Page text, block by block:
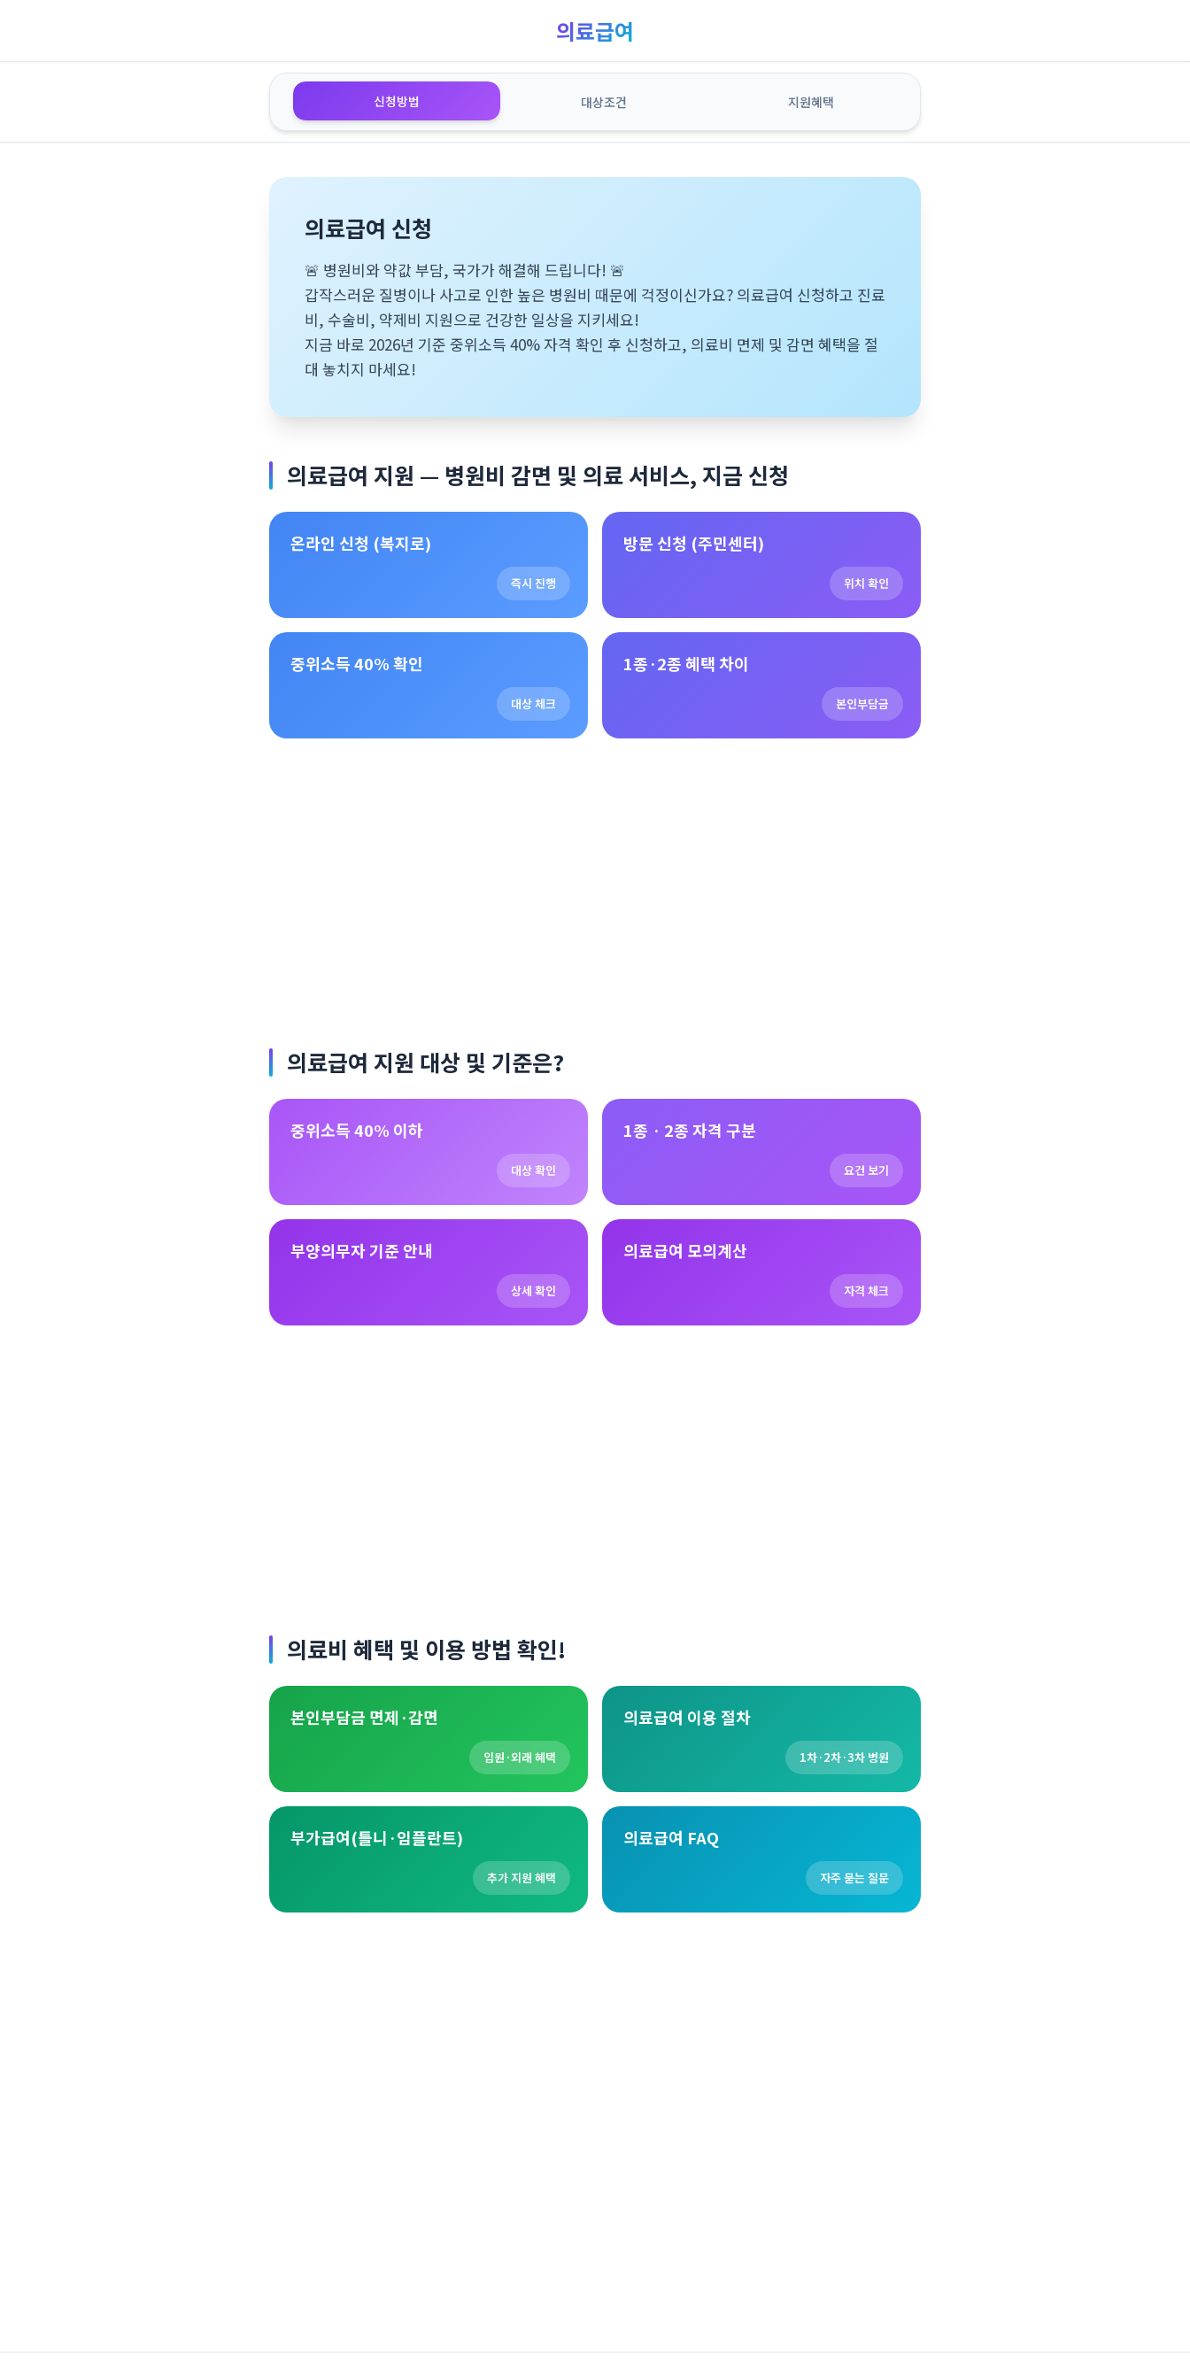
의료급여
신청방법 대상조건 지원혜택
의료급여 신청
🚨 병원비와 약값 부담, 국가가 해결해 드립니다! 🚨
갑작스러운 질병이나 사고로 인한 높은 병원비 때문에 걱정이신가요? 의료급여 신청하고 진료
비, 수술비, 약제비 지원으로 건강한 일상을 지키세요!
지금 바로 2026년 기준 중위소득 40% 자격 확인 후 신청하고, 의료비 면제 및 감면 혜택을 절
대 놓치지 마세요!
의료급여 지원 — 병원비 감면 및 의료 서비스, 지금 신청
온라인 신청 (복지로)
즉시 진행
방문 신청 (주민센터)
위치 확인
중위소득 40% 확인
대상 체크
1종·2종 혜택 차이
본인부담금
의료급여 지원 대상 및 기준은?
중위소득 40% 이하
대상 확인
1종 · 2종 자격 구분
요건 보기
부양의무자 기준 안내
상세 확인
의료급여 모의계산
자격 체크
의료비 혜택 및 이용 방법 확인!
본인부담금 면제·감면
입원·외래 혜택
의료급여 이용 절차
1차·2차·3차 병원
부가급여(틀니·임플란트)
추가 지원 혜택
의료급여 FAQ
자주 묻는 질문